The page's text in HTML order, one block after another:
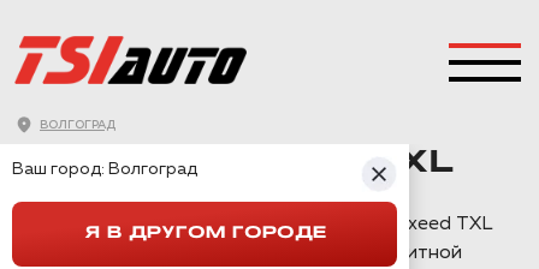
ВОЛГОГРАД
АНТИГРАВИЙНАЯ
ЗАЩИТА EXEED TXL
Внедорожник китайского производства Exeed TXL
приехал на работы по бронированию защитной
Ваш город: Волгоград
Я В ДРУГОМ ГОРОДЕ